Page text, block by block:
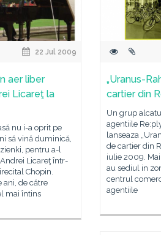
22 Jul 2009
aer liber
Licareţ la
nu i-a oprit pe
să vină duminică,
pentru a-l
Licareţ într-
Chopin.
ani, de către
mai întins
„Uranus-
cartier din
Un grup
agentiile
lanseaza
de cartier din
iulie 2009.
au sediul in
centrul
agentiile